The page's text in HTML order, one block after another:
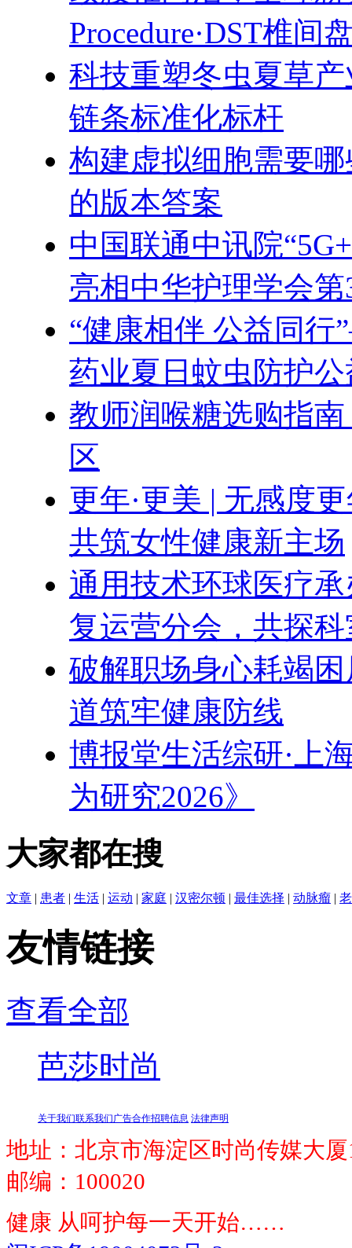
Procedure·DST椎间
科技重塑冬虫夏草
链条标准化标杆
构建虚拟细胞需要
的版本答案
中国联通中讯院
亮相中华护理学会
“健康相伴 公益同
药业夏日蚊虫防护
教师润喉糖选购指
区
更年·更美 | 无感度
共筑女性健康新主场
通用技术环球医疗
复运营分会，共探
破解职场身心耗竭
道筑牢健康防线
博报堂生活综研·上
为研究2026》
大家都在搜
文章 | 患者 | 生活 | 运动 | 家庭 | 汉密尔顿 | 最佳选择 | 动脉瘤 |
友情链接
查看全部
芭莎时尚
关于我们联系我们广告合作招聘信息 法律声明
地址：北京市海淀区时尚传媒大厦
邮编：100020
健康 从呵护每一天开始……